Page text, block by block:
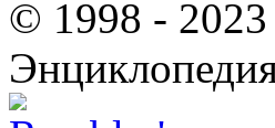
© 1998 - 2023